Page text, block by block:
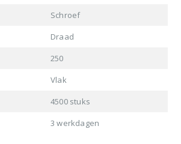
Schroef
Draad
250
Vlak
4500 stuks
3 werkdagen